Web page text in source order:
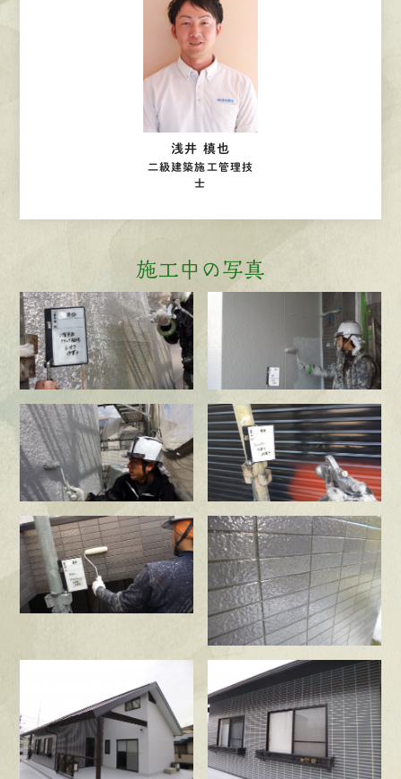
浅井 槙也
二級建築施工管理技
士
施工中の写真